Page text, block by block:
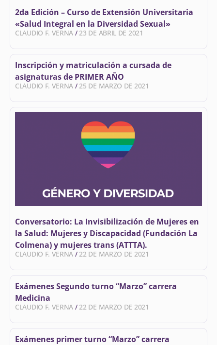
2da Edición – Curso de Extensión Universitaria
«Salud Integral en la Diversidad Sexual»
CLAUDIO F. VERNA 23 DE ABRIL DE 2021
Inscripción y matriculación a cursada de
asignaturas de PRIMER AÑO
CLAUDIO F. VERNA 25 DE MARZO DE 2021
Conversatorio: La Invisibilización de Mujeres en
la Salud: Mujeres y Discapacidad (Fundación La
Colmena) y mujeres trans (ATTTA).
CLAUDIO F. VERNA 22 DE MARZO DE 2021
Exámenes Segundo turno “Marzo” carrera
Medicina
CLAUDIO F. VERNA 22 DE MARZO DE 2021
Exámenes primer turno “Marzo” carrera